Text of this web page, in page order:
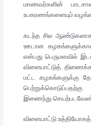
மாணவர்களின்
உபகரணங்களையும்
கடந்த சில ஆண்டுகளாக
ஊடான
என்பது பெருமளவில்
விளையாட்டுத்
மட்ட கழகங்களுக்கு
இணைந்து
விளையாட்டு